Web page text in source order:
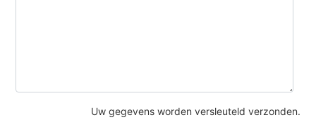
Uw gegevens worden versleuteld verzonden.